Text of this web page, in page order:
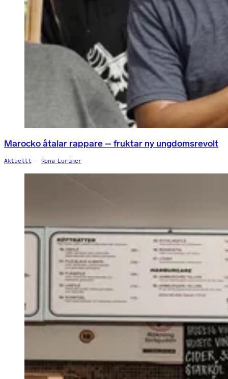
Marocko åtalar rappare – fruktar ny ungdomsrevolt
Aktuellt Rona Lorimer